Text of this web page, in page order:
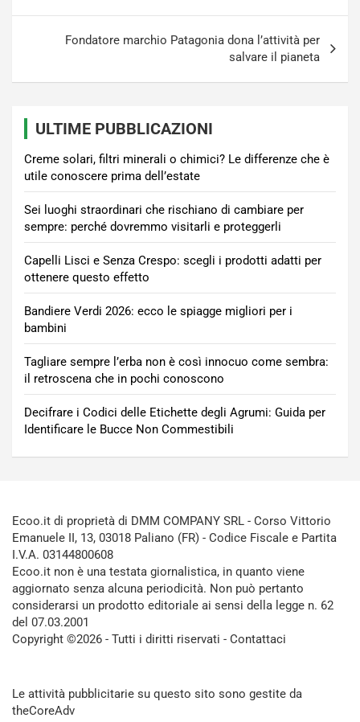
Fondatore marchio Patagonia dona l’attività per
salvare il pianeta
ULTIME PUBBLICAZIONI
Creme solari, filtri minerali o chimici? Le differenze che è
utile conoscere prima dell’estate
Sei luoghi straordinari che rischiano di cambiare per
sempre: perché dovremmo visitarli e proteggerli
Capelli Lisci e Senza Crespo: scegli i prodotti adatti per
ottenere questo effetto
Bandiere Verdi 2026: ecco le spiagge migliori per i
bambini
Tagliare sempre l’erba non è così innocuo come sembra:
il retroscena che in pochi conoscono
Decifrare i Codici delle Etichette degli Agrumi: Guida per
Identificare le Bucce Non Commestibili
Ecoo.it di proprietà di DMM COMPANY SRL - Corso Vittorio
Emanuele II, 13, 03018 Paliano (FR) - Codice Fiscale e Partita
I.V.A. 03144800608
Ecoo.it non è una testata giornalistica, in quanto viene
aggiornato senza alcuna periodicità. Non può pertanto
considerarsi un prodotto editoriale ai sensi della legge n. 62
del 07.03.2001
Copyright ©2026 - Tutti i diritti riservati - Contattaci
Le attività pubblicitarie su questo sito sono gestite da
theCoreAdv